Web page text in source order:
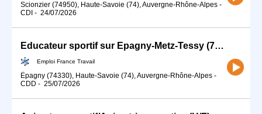
Scionzier (74950), Haute-Savoie (74), Auvergne-Rhône-Alpes -
CDI - 24/07/2026
Educateur sportif sur Epagny-Metz-Tessy (74) (H/F)
Emploi France Travail
Épagny (74330), Haute-Savoie (74), Auvergne-Rhône-Alpes -
CDD - 25/07/2026